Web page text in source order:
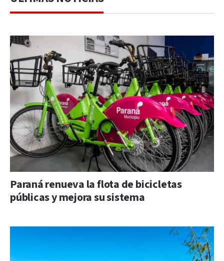
Paraná renueva la flota de bicicletas
públicas y mejora su sistema